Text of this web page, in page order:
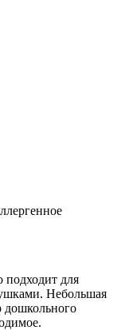
для
Небольшая
дошкольного